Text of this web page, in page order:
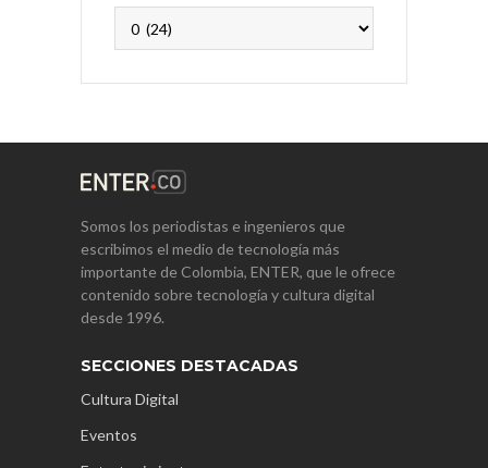
Somos los periodistas e ingenieros que
escribimos el medio de tecnología más
importante de Colombia, ENTER, que le ofrece
contenido sobre tecnología y cultura digital
desde 1996.
SECCIONES DESTACADAS
Cultura Digital
Eventos